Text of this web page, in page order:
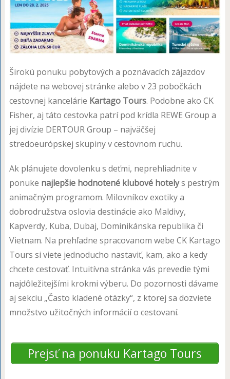
Širokú ponuku pobytových a poznávacích zájazdov
nájdete na webovej stránke alebo v 23 pobočkách
cestovnej kancelárie Kartago Tours. Podobne ako CK
Fisher, aj táto cestovka patrí pod krídla REWE Group a
jej divízie DERTOUR Group – najväčšej
stredoeurópskej skupiny v cestovnom ruchu.
Ak plánujete dovolenku s deťmi, neprehliadnite v
ponuke najlepšie hodnotené klubové hotelys pestrým
animačným programom. Milovníkov exotiky a
dobrodružstva oslovia destinácie ako Maldivy,
Kapverdy, Kuba, Dubaj, Dominikánska republika či
Vietnam. Na prehľadne spracovanom webe CK Kartago
Tours si viete jednoducho nastaviť, kam, ako a kedy
chcete cestovať. Intuitívna stránka vás prevedie tými
najdôležitejšími krokmi výberu. Do pozornosti dávame
aj sekciu „Často kladené otázky“, z ktorej sa dozviete
množstvo užitočných informácií o cestovaní.
Prejsť na ponuku Kartago Tours